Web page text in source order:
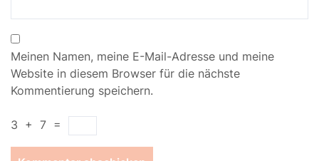
Meinen Namen, meine E-Mail-Adresse und meine
Website in diesem Browser für die nächste
Kommentierung speichern.
3 + 7 =